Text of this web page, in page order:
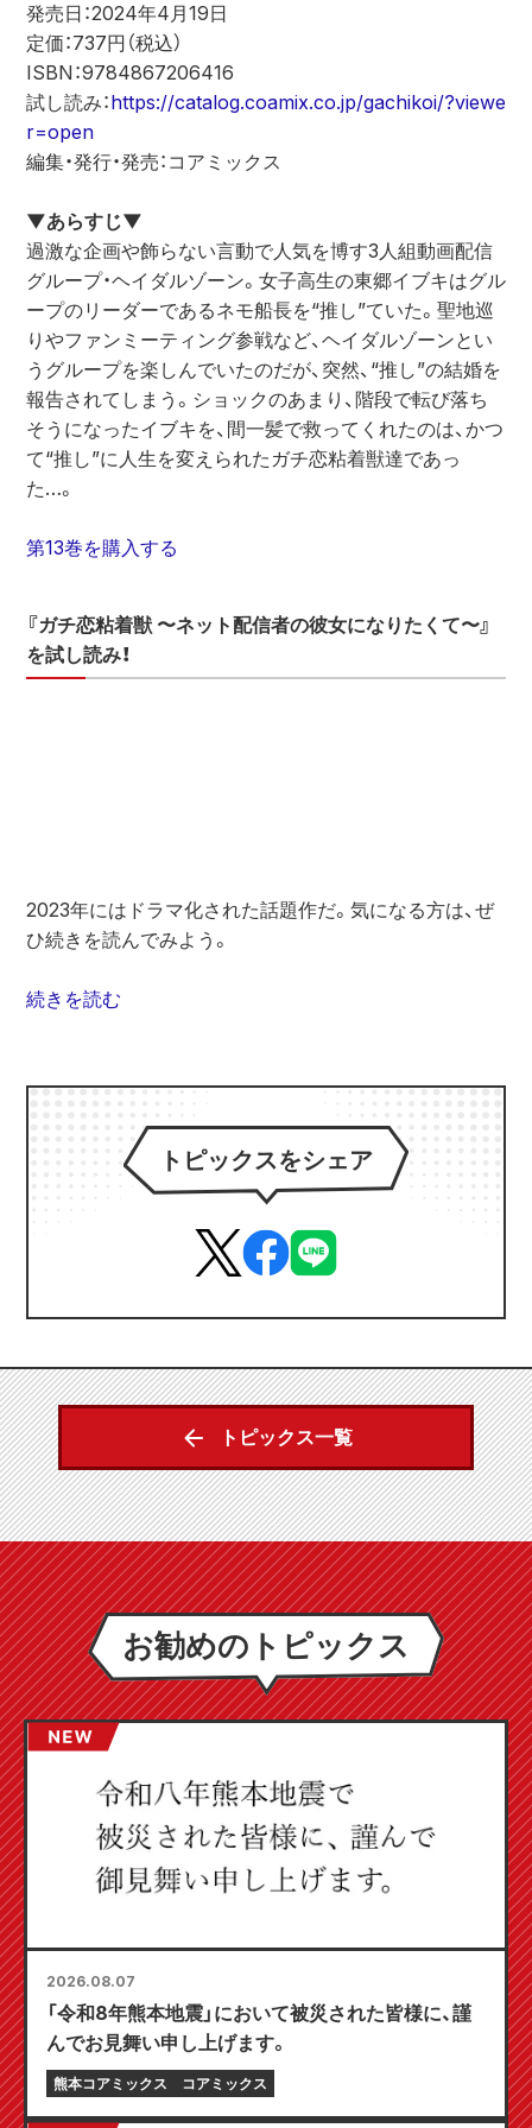
発売日：2024年4月19日
定価：737円（税込）
ISBN：9784867206416
試し読み：https://catalog.coamix.co.jp/gachikoi/?viewe
r=open
編集・発行・発売：コアミックス
▼あらすじ▼
過激な企画や飾らない言動で人気を博す3人組動画配信
グループ・ヘイダルゾーン。女子高生の東郷イブキはグル
ープのリーダーであるネモ船長を“推し”ていた。聖地巡
りやファンミーティング参戦など、ヘイダルゾーンとい
うグループを楽しんでいたのだが、突然、“推し”の結婚を
報告されてしまう。ショックのあまり、階段で転び落ち
そうになったイブキを、間一髪で救ってくれたのは、かつ
て“推し”に人生を変えられたガチ恋粘着獣達であっ
た…。
第13巻を購入する
『ガチ恋粘着獣 〜ネット配信者の彼女になりたくて〜』
を試し読み！
2023年にはドラマ化された話題作だ。気になる方は、ぜ
ひ続きを読んでみよう。
続きを読む
トピックスをシェア
トピックス一覧
お勧めのトピックス
2026.08.07
「令和8年熊本地震」において被災された皆様に、謹
んでお見舞い申し上げます。
熊本コアミックス コアミックス